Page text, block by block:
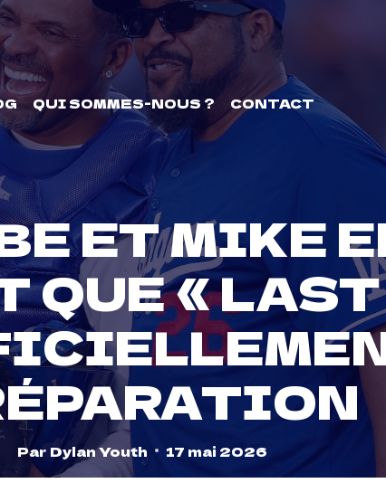
QUI SOMMES-NOUS ? CONTACT
ET MIKE
QUE «
Par Dylan Youth 17 mai 2026